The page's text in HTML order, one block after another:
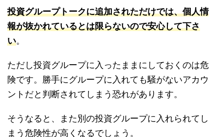
投資グループトークに追加されただけでは、個人情
報が抜かれているとは限らないので安心して下さ
い。
ただし投資グループに入ったままにしておくのは危
険です。勝手にグループに入れても騒がないアカウ
ントだと判断されてしまう恐れがあります。
そうなると、また別の投資グループに入れられてし
まう危険性が高くなるでしょう。